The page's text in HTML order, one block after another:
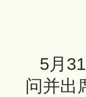
5月
问并出